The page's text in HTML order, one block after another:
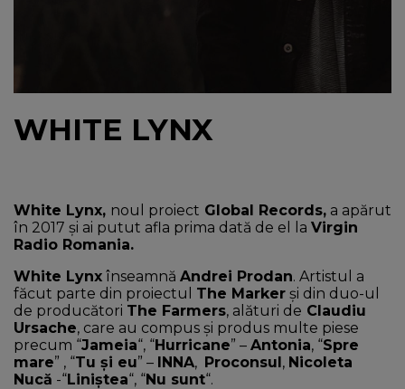
WHITE LYNX
White Lynx, noul proiect Global Records, a apărut
în 2017 și ai putut afla prima dată de el la Virgin
Radio Romania.
White Lynx înseamnă Andrei Prodan. Artistul a
făcut parte din proiectul The Marker și din duo-ul
de producători The Farmers, alături de Claudiu
Ursache, care au compus și produs multe piese
precum “Jameia“, “Hurricane” – Antonia, “Spre
mare” , “Tu și eu” – INNA, Proconsul, Nicoleta
Nucă -“Liniștea“, “Nu sunt“.